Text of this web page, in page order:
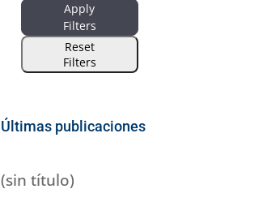
Apply
Filters
Reset
Filters
Últimas publicaciones
(sin título)